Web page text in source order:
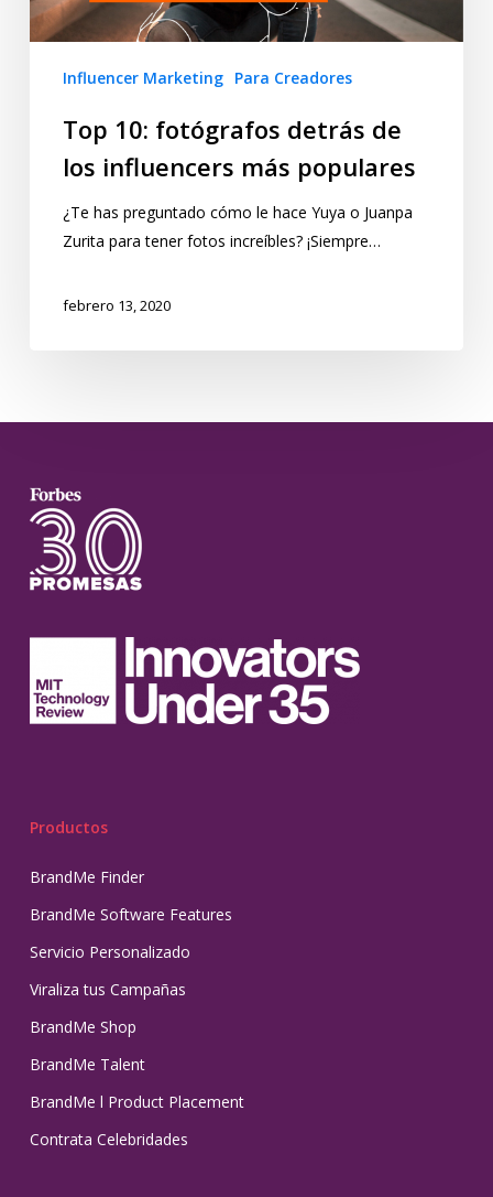
Influencer Marketing Para Creadores
Top 10: fotógrafos detrás de
los influencers más populares
¿Te has preguntado cómo le hace Yuya o Juanpa
Zurita para tener fotos increíbles? ¡Siempre…
febrero 13, 2020
Productos
BrandMe Finder
BrandMe Software Features
Servicio Personalizado
Viraliza tus Campañas
BrandMe Shop
BrandMe Talent
BrandMe l Product Placement
Contrata Celebridades